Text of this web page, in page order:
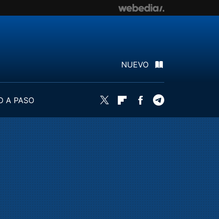
NUEVO
A PASO
Twitter FlipboardFacebook